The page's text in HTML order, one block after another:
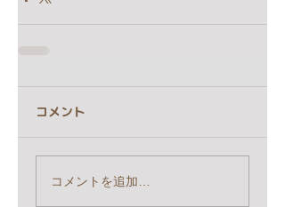
コメント
コメントを追加…